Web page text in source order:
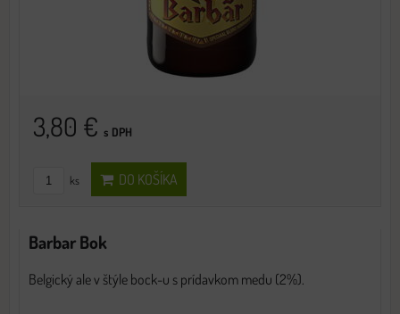
3,80 € s DPH
ks DO KOŠÍKA
Barbar Bok
Belgický ale v štýle bock-u s prídavkom medu (2%).